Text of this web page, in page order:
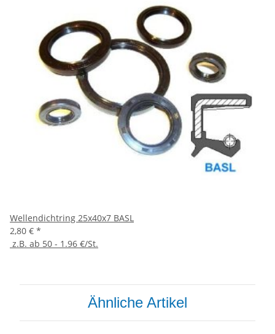
Wellendichtring 25x40x7 BASL
2,80 € *
z.B. ab 50 - 1.96 €/St.
Ähnliche Artikel